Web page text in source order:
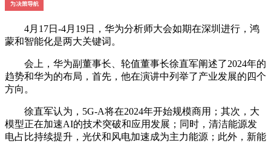
4月17日-4月19日，华为分析师大会如期在深圳进行，鸿
蒙和智能化是两大关键词。
会上，华为副董事长、轮值董事长徐直军阐述了2024年的
趋势和华为的布局，首先，他在演讲中列举了产业发展的四个
方向。
徐直军认为，5G-A将在2024年开始规模商用；其次，大
模型正在加速AI的技术突破和应用发展；同时，清洁能源发
电占比持续提升，光伏和风电加速成为主力能源；此外，新能